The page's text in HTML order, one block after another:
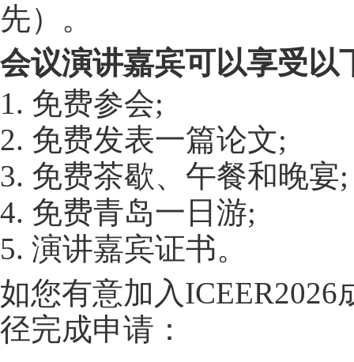
先） 。
会议演讲嘉宾可以享受以
1. 免费参会;
2. 免费发表一篇论文;
3. 免费茶歇、午餐和晚宴;
4. 免费青岛一日游;
5. 演讲嘉宾证书。
如您有意加入
径完成申请：